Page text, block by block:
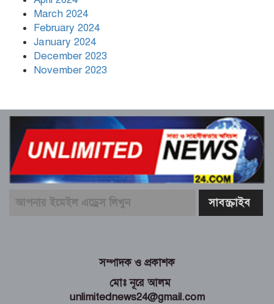
March 2024
February 2024
January 2024
December 2023
November 2023
সম্পাদক ও প্রকাশক
মোঃ নূরে আলম
unlimitednews24@gmail.com